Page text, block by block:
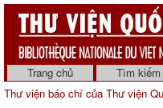
Trang chủ Tìm kiếm
Thư viện báo chí của Thư viện